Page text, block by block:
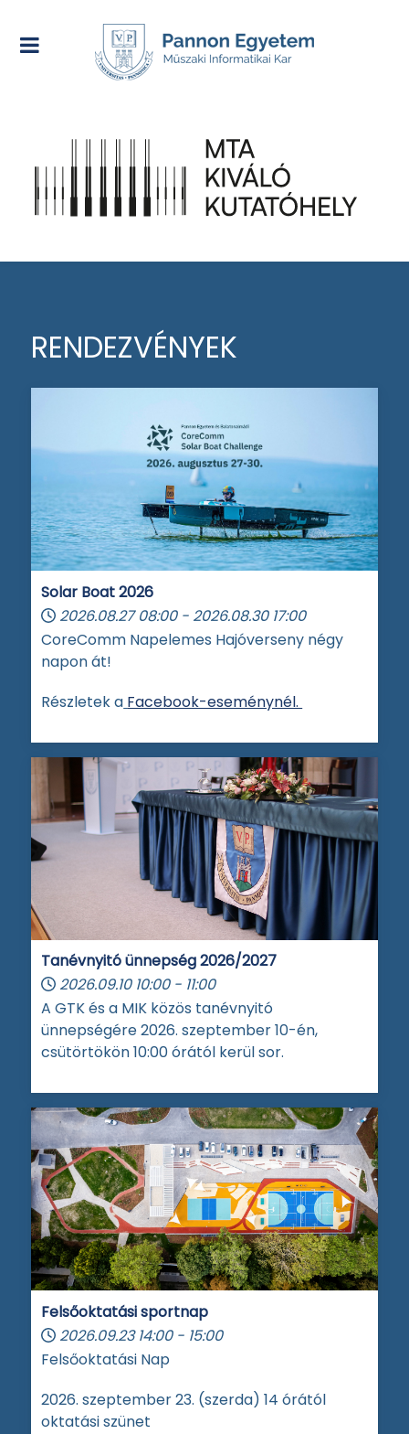
RENDEZVÉNYEK
Solar Boat 2026
2026.08.27 08:00 - 2026.08.30 17:00
CoreComm Napelemes Hajóverseny négy
napon át!
Részletek a Facebook-eseménynél.
Tanévnyitó ünnepség 2026/2027
2026.09.10 10:00 - 11:00
A GTK és a MIK közös tanévnyitó
ünnepségére 2026. szeptember 10-én,
csütörtökön 10:00 órától kerül sor.
Felsőoktatási sportnap
2026.09.23 14:00 - 15:00
Felsőoktatási Nap
2026. szeptember 23. (szerda) 14 órától
oktatási szünet